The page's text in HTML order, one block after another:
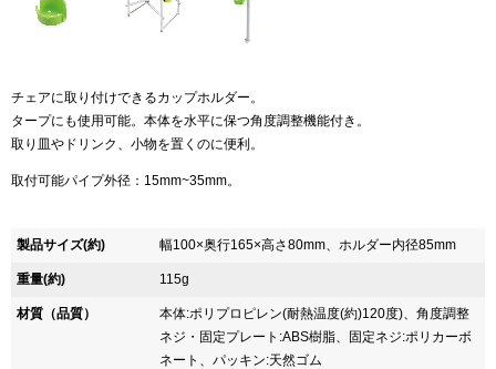
チェアに取り付けできるカップホルダー。
タープにも使用可能。本体を水平に保つ角度調整機能付き。
取り皿やドリンク、小物を置くのに便利。
取付可能パイプ外径：15mm~35mm。
製品サイズ(約) 幅100×奥行165×高さ80mm、ホルダー内径85mm
重量(約) 115g
材質（品質）
本体:ポリプロピレン(耐熱温度(約)120度)、角度調整
ネジ・固定プレート:ABS樹脂、固定ネジ:ポリカーボ
ネート、パッキン:天然ゴム